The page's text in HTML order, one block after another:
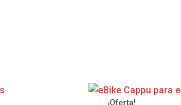
¡Oferta!